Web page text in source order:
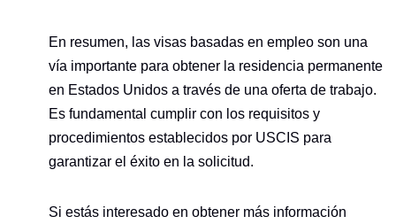
En resumen, las visas basadas en empleo son una
vía importante para obtener la residencia permanente
en Estados Unidos a través de una oferta de trabajo.
Es fundamental cumplir con los requisitos y
procedimientos establecidos por USCIS para
garantizar el éxito en la solicitud.
Si estás interesado en obtener más información